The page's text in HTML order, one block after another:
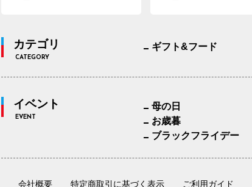
カテゴリ
CATEGORY
ギフト&フード
イベント
EVENT
母の日
お歳暮
ブラックフライデー
会社概要 特定商取引に基づく表示 ご利用ガイド